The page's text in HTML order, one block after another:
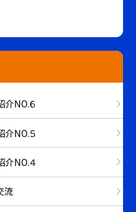
介NO.６
介NO.５
介NO.４
流